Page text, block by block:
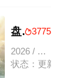
3775
盘龙
2026 / 中国大陆 / 动作,动画,奇幻,国产动漫
状态：更新至